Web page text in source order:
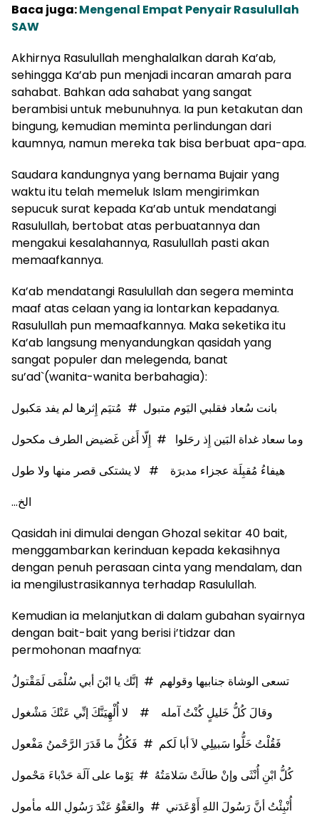
Baca juga:Mengenal Empat Penyair Rasulullah
SAW
Akhirnya Rasulullah menghalalkan darah Ka’ab,
sehingga Ka’ab pun menjadi incaran amarah para
sahabat. Bahkan ada sahabat yang sangat
berambisi untuk mebunuhnya. Ia pun ketakutan dan
bingung, kemudian meminta perlindungan dari
kaumnya, namun mereka tak bisa berbuat apa-apa.
Saudara kandungnya yang bernama Bujair yang
waktu itu telah memeluk Islam mengirimkan
sepucuk surat kepada Ka’ab untuk mendatangi
Rasulullah, bertobat atas perbuatannya dan
mengakui kesalahannya, Rasulullah pasti akan
memaafkannya.
Ka’ab mendatangi Rasulullah dan segera meminta
maaf atas celaan yang ia lontarkan kepadanya.
Rasulullah pun memaafkannya. Maka seketika itu
Ka’ab langsung menyandungkan qasidah yang
sangat populer dan melegenda, banat
su’ad`(wanita-wanita berbahagia):
بانت سُعاد فقلبي اليَوم متبول # مُتيَم إِثرها لم يفد مَكبول
وما سعاد غداة البَين إِذ رحَلوا # إِلّا أَغن غَضيض الطرف مكحول
هيفاءُ مُقبِلَة عجزاء مدبرَة # لا يشتكى قصر منها ولا طول
…الخ
Qasidah ini dimulai dengan Ghozal sekitar 40 bait,
menggambarkan kerinduan kepada kekasihnya
dengan penuh perasaan cinta yang mendalam, dan
ia mengilustrasikannya terhadap Rasulullah.
Kemudian ia melanjutkan di dalam gubahan syairnya
dengan bait-bait yang berisi i’tidzar dan
permohonan maafnya:
تسعى الوشاة جنابيها وقولهم # إنَّك يا ابْنَ أبي سُلْمَى لَمَقْتولُ
وقالَ كُلُّ خَليلٍ كُنْتُ آمله # لا أُلْهِيَنَّكَ إنِّي عَنْكَ مَشْغول
فَقُلْتُ خَلُّوا سَبيلِي لاَ أبا لَكم # فَكُلُّ ما قَدَرَ الرَّحْمنُ مَفْعول
كُلُّ ابْنِ أُنْثَى وإنْ طالَتْ سَلامَتُهُ # يَوْما على آلَة حَدْباءَ مَحْمول
أُنْبِئْتُ أنَّ رَسُولَ اللهِ أَوْعَدَني # والعَفْوُ عَنْدَ رَسُولِ الله مأمول